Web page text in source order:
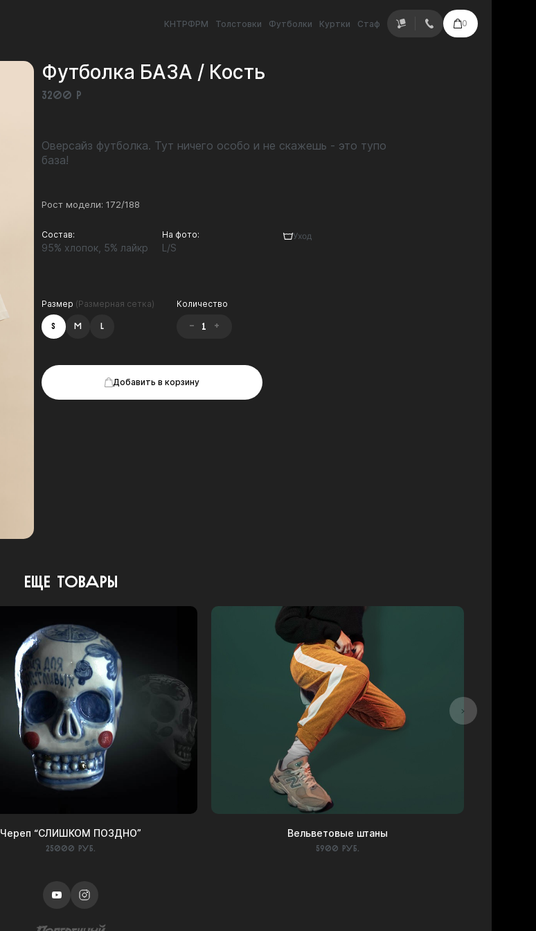
КНТРФРМ Толстовки Футболки Куртки Стаф 0
Футболка БАЗА / Кость
3200 Р
Оверсайз футболка. Тут ничего особо и не скажешь - это тупо
база!
Рост модели: 172/188
Состав:
95% хлопок, 5% лайкр
На фото:
L/S
Уход
Размер (Размерная сетка)
S M L
Количество
- +
Добавить в корзину
Еще товары
Череп “СЛИШКОМ ПОЗДНО”
25000 руб.
Вельветовые штаны
5900 руб.